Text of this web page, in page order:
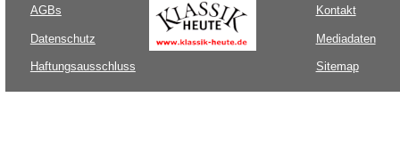
AGBs
Datenschutz
Haftungsausschluss
Kontakt
Mediadaten
Sitemap